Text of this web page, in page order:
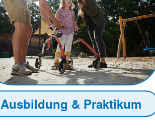
Ausbildung & Praktikum